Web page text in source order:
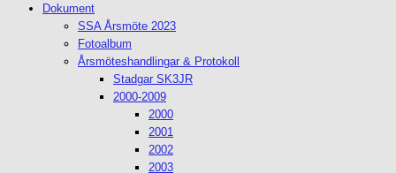
Dokument
SSA Årsmöte 2023
Fotoalbum
Årsmöteshandlingar & Protokoll
Stadgar SK3JR
2000-2009
2000
2001
2002
2003